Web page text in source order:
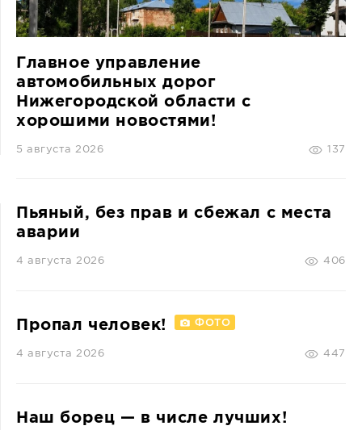
Главное управление
автомобильных дорог
Нижегородской области с
хорошими новостями!
5 августа 2026 137
Пьяный, без прав и сбежал с места
аварии
4 августа 2026 406
Пропал человек! ФОТО
4 августа 2026 447
Наш борец — в числе лучших!